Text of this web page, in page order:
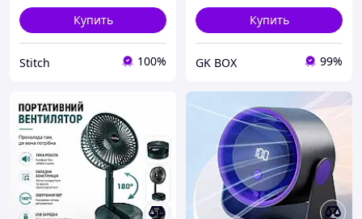
Купить
Stitch 100%
Купить
GK BOX 99%